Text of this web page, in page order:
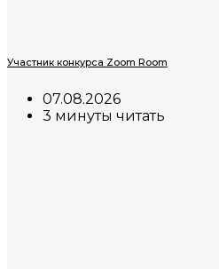
Участник конкурса Zoom Room
07.08.2026
3 минуты читать